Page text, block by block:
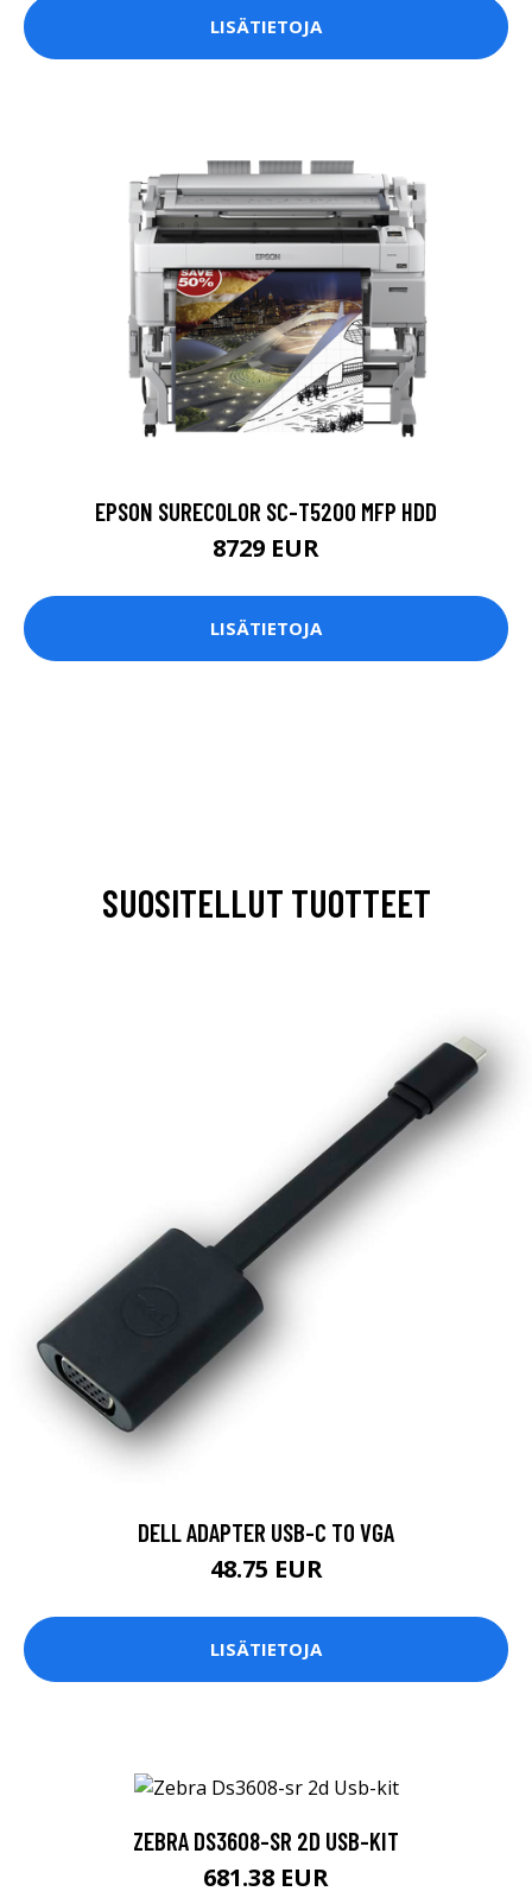
LISÄTIETOJA
EPSON SURECOLOR SC-T5200 MFP HDD
8729 EUR
LISÄTIETOJA
SUOSITELLUT TUOTTEET
DELL ADAPTER USB-C TO VGA
48.75 EUR
LISÄTIETOJA
ZEBRA DS3608-SR 2D USB-KIT
681.38 EUR